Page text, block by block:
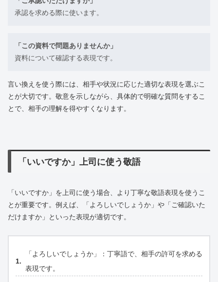
承認を求める際に使います。
「この資料で問題ありませんか」
資料について確認する表現です。
言い換えを使う際には、相手や状況に応じた適切な表現を選ぶこ
とが大切です。敬意を示しながら、具体的で明確な質問をするこ
とで、相手の理解を得やすくなります。
「いいですか」上司に使う敬語
「いいですか」を上司に使う場合、より丁寧な敬語表現を使うこ
とが重要です。例えば、「よろしいでしょうか」や「ご確認いた
だけますか」といった表現が適切です。
「よろしいでしょうか」：丁寧語で、相手の許可を求める
表現です。